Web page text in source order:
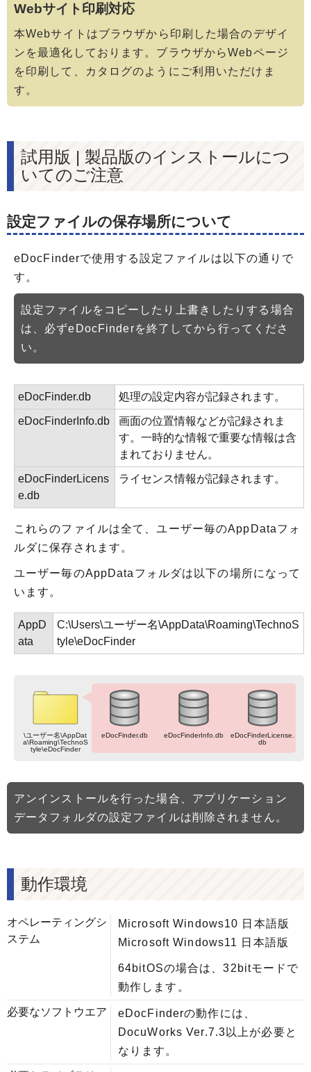
Webサイト印刷対応
本Webサイトはブラウザから印刷した場合のデザイ
ンを最適化しております。ブラウザからWebページ
を印刷して、カタログのようにご利用いただけま
す。
試用版 | 製品版のインストールにつ
いてのご注意
設定ファイルの保存場所について
eDocFinderで使用する設定ファイルは以下の通りで
す。
設定ファイルをコピーしたり上書きしたりする場合
は、必ずeDocFinderを終了してから行ってくださ
い。
eDocFinder.db 処理の設定内容が記録されます。
eDocFinderInfo.db
画面の位置情報などが記録されま
す。一時的な情報で重要な情報は含
まれておりません。
eDocFinderLicens
e.db
ライセンス情報が記録されます。
これらのファイルは全て、ユーザー毎のAppDataフォ
ルダに保存されます。
ユーザー毎のAppDataフォルダは以下の場所になって
います。
AppD
ata
C:\Users\ユーザー名\AppData\Roaming\TechnoS
tyle\eDocFinder
\ユーザー名\AppDat
a\Roaming\TechnoS
tyle\eDocFinder
eDocFinder.db eDocFinderInfo.db
eDocFinderLicense.
db
アンインストールを行った場合、アプリケーション
データフォルダの設定ファイルは削除されません。
動作環境
オペレーティングシ
ステム
Microsoft Windows10 日本語版
Microsoft Windows11 日本語版
64bitOSの場合は、32bitモードで
動作します。
必要なソフトウエア
eDocFinderの動作には、
DocuWorks Ver.7.3以上が必要と
なります。